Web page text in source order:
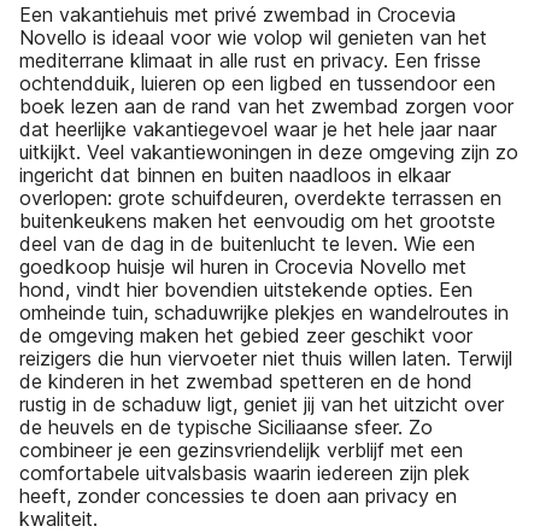
Een vakantiehuis met privé zwembad in Crocevia
Novello is ideaal voor wie volop wil genieten van het
mediterrane klimaat in alle rust en privacy. Een frisse
ochtendduik, luieren op een ligbed en tussendoor een
boek lezen aan de rand van het zwembad zorgen voor
dat heerlijke vakantiegevoel waar je het hele jaar naar
uitkijkt. Veel vakantiewoningen in deze omgeving zijn zo
ingericht dat binnen en buiten naadloos in elkaar
overlopen: grote schuifdeuren, overdekte terrassen en
buitenkeukens maken het eenvoudig om het grootste
deel van de dag in de buitenlucht te leven. Wie een
goedkoop huisje wil huren in Crocevia Novello met
hond, vindt hier bovendien uitstekende opties. Een
omheinde tuin, schaduwrijke plekjes en wandelroutes in
de omgeving maken het gebied zeer geschikt voor
reizigers die hun viervoeter niet thuis willen laten. Terwijl
de kinderen in het zwembad spetteren en de hond
rustig in de schaduw ligt, geniet jij van het uitzicht over
de heuvels en de typische Siciliaanse sfeer. Zo
combineer je een gezinsvriendelijk verblijf met een
comfortabele uitvalsbasis waarin iedereen zijn plek
heeft, zonder concessies te doen aan privacy en
kwaliteit.